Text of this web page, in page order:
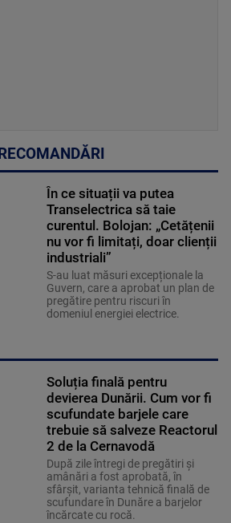
RECOMANDĂRI
În ce situații va putea
Transelectrica să taie
curentul. Bolojan: „Cetățenii
nu vor fi limitați, doar clienții
industriali”
S-au luat măsuri excepționale la
Guvern, care a aprobat un plan de
pregătire pentru riscuri în
domeniul energiei electrice.
Soluția finală pentru
devierea Dunării. Cum vor fi
scufundate barjele care
trebuie să salveze Reactorul
2 de la Cernavodă
După zile întregi de pregătiri și
amânări a fost aprobată, în
sfârșit, varianta tehnică finală de
scufundare în Dunăre a barjelor
încărcate cu rocă.